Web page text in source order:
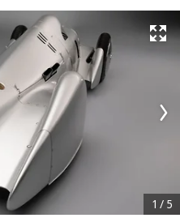
Развернуть
1 / 5